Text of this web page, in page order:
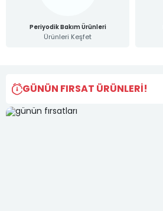
Periyodik Bakım Ürünleri
Ürünleri Keşfet
GÜNÜN FIRSAT ÜRÜNLERİ!